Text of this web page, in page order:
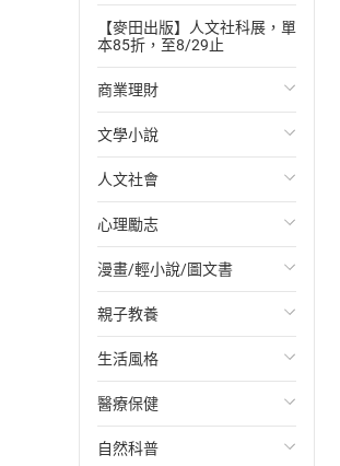
【麥田出版】人文社科展，單
本85折，至8/29止
商業理財
投資理財
經濟/趨勢
財務/金融
管理/領導
職場工作術
成功法
行銷/廣告
傳記
文學小說
歐美文學
日本文學
韓國文學
華文文學
經典文學
成長/家庭生活小說
懸疑/推理小說
人文社會
國際關係
政治
社會科學
台灣/中國歷史
日/韓歷史
其他歷史/史學
心理勵志
心靈成長/情緒
人際關係
兩性關係
心理學
漫畫/輕小說/圖文書
輕小說
奇幻/科幻
愛情故事
職場/社會寫實
親子教養
教育現場
兒童文學/故事
兒童科普/學習
生活風格
飲食/食譜
健身/美顏
醫療保健
健康/養生
自然科普